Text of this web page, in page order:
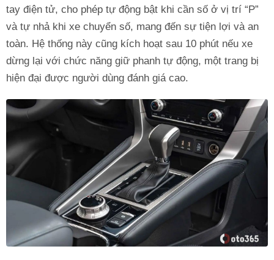
tay điện tử, cho phép tự động bật khi cần số ở vị trí “P”
và tự nhả khi xe chuyển số, mang đến sự tiện lợi và an
toàn. Hệ thống này cũng kích hoạt sau 10 phút nếu xe
dừng lại với chức năng giữ phanh tự động, một trang bị
hiện đại được người dùng đánh giá cao.